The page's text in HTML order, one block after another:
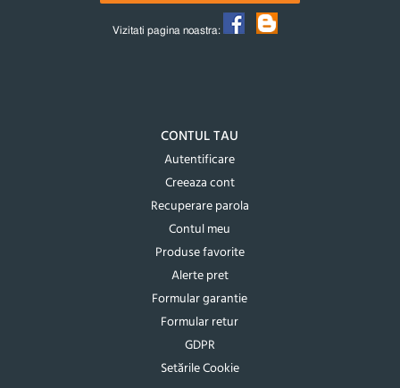
Vizitati pagina noastra:
CONTUL TAU
Autentificare
Creeaza cont
Recuperare parola
Contul meu
Produse favorite
Alerte pret
Formular garantie
Formular retur
GDPR
Setările Cookie